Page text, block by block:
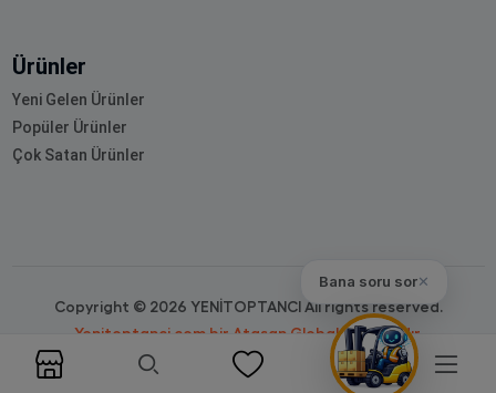
Bana soru sor✕
Ürünler
Yeni Gelen Ürünler
Popüler Ürünler
Çok Satan Ürünler
Copyright © 2026 YENİTOPTANCI All rights reserved.
Yenitoptanci.com bir Atasan Global markasıdır.